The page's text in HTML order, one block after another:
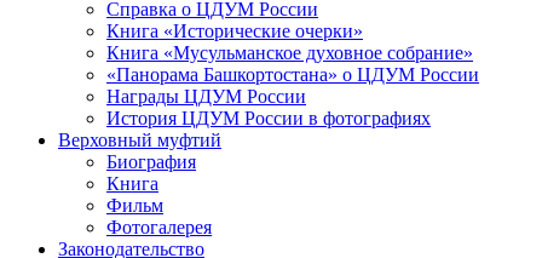
Справка о ЦДУМ России
Книга «Исторические очерки»
Книга «Мусульманское духовное собрание»
«Панорама Башкортостана» о ЦДУМ России
Награды ЦДУМ России
История ЦДУМ России в фотографиях
Верховный муфтий
Биография
Книга
Фильм
Фотогалерея
Законодательство